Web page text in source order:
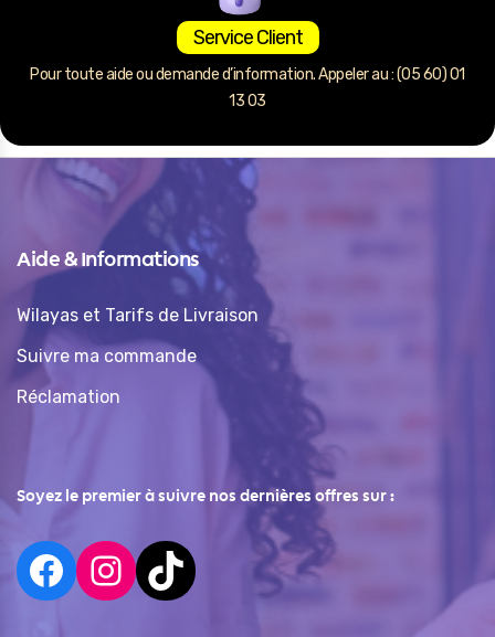
Service Client
Pour toute aide ou demande d’information. Appeler au : (05 60) 01
13 03
Aide & Informations
Wilayas et Tarifs de Livraison
Suivre ma commande
Réclamation
Soyez le premier à suivre nos dernières offres sur :